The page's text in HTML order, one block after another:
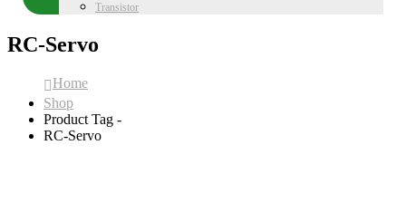
Transistor
RC-Servo
Home
Shop
Product Tag -
RC-Servo